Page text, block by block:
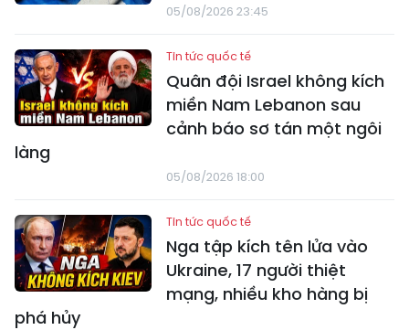
05/08/2026 23:45
Tin tức quốc tế
Quân đội Israel không kích
miền Nam Lebanon sau
cảnh báo sơ tán một ngôi
làng
05/08/2026 18:00
Tin tức quốc tế
Nga tập kích tên lửa vào
Ukraine, 17 người thiệt
mạng, nhiều kho hàng bị
phá hủy